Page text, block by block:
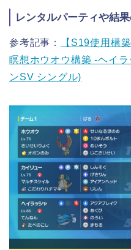
レンタルパーティや結
参考記事：
【S19使用構
瞑想ホウオウ構築 -ヘイ
ンSV シングル)